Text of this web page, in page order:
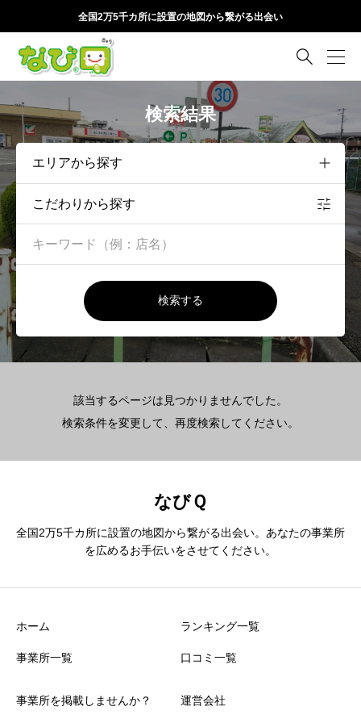
全国2万5千カ所に設置の地図から繋がる出会い

検索結果
こだわりから探す
検索する
該当するページは見つかりませんでした。
検索条件を変更して、再度検索してください。
なびＱ
全国2万5千カ所に設置の地図から繋がる出会い。あなたの事業所
を広めるお手伝いをさせてください。
ホーム
事業所一覧
ランキング一覧
口コミ一覧
事業所を掲載しませんか？ 運営会社